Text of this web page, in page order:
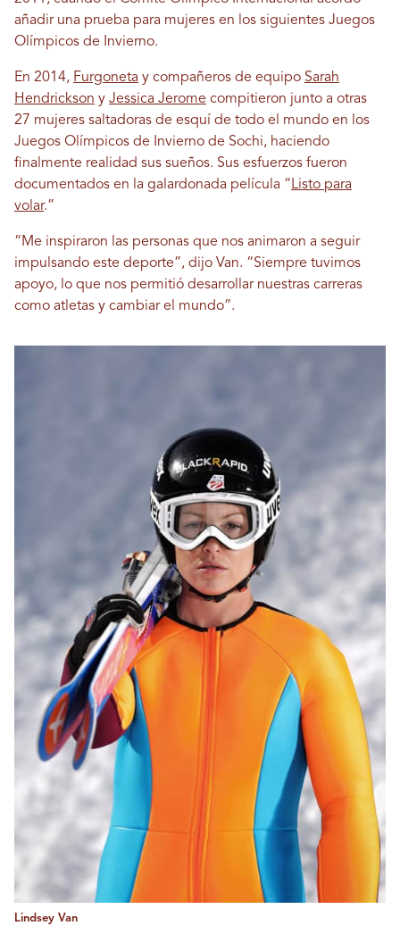
añadir una prueba para mujeres en los siguientes Juegos
Olímpicos de Invierno.
En 2014, Furgoneta y compañeros de equipo Sarah
Hendrickson y Jessica Jerome compitieron junto a otras
27 mujeres saltadoras de esquí de todo el mundo en los
Juegos Olímpicos de Invierno de Sochi, haciendo
finalmente realidad sus sueños. Sus esfuerzos fueron
documentados en la galardonada película “ Listo para
volar.”
“Me inspiraron las personas que nos animaron a seguir
impulsando este deporte”, dijo Van. “Siempre tuvimos
apoyo, lo que nos permitió desarrollar nuestras carreras
como atletas y cambiar el mundo”.
Lindsey Van